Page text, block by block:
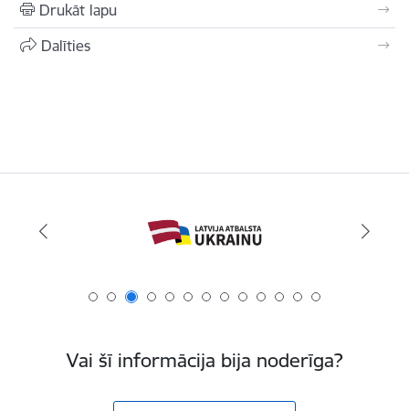
Drukāt lapu
Dalīties
Vai šī informācija bija noderīga?